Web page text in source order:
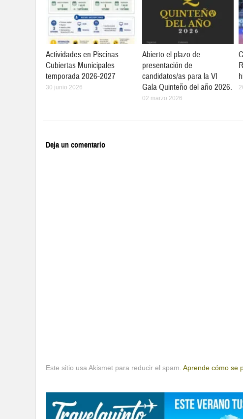
Actividades en Piscinas
Cubiertas Municipales
temporada 2026-2027
30 junio 2026
Abierto el plazo de
presentación de
candidatos/as para la VI
Gala Quinteño del año 2026.
02 marzo 2026
Deja un comentario
Este sitio usa Akismet para reducir el spam. Aprende cómo se